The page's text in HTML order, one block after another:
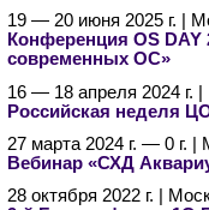
19 — 20 июня 2025 г. |
Конференция OS
современных ОС»
16 — 18 апреля 2024 г.
Российская неделя
27 марта 2024 г. — 0 г. |
Вебинар «СХД
28 октября 2022 г. |